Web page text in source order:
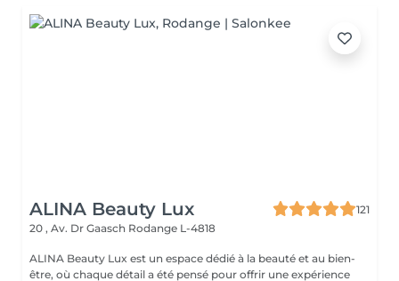
ALINA Beauty Lux
121
20 , Av. Dr Gaasch Rodange L-4818
ALINA Beauty Lux est un espace dédié à la beauté et au bien-
être, où chaque détail a été pensé pour offrir une expérience